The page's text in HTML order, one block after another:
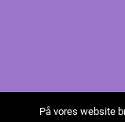
På vores website